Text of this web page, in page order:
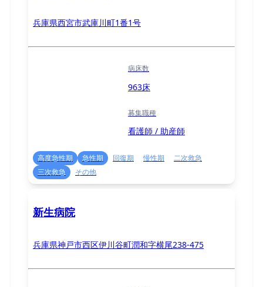
兵庫県西宮市武庫川町1番1号
病床数
963床
募集職種
看護師 / 助産師
高度急性期 急性期 回復期 慢性期
二次救急
三次救急
その他
新生病院
兵庫県神戸市西区伊川谷町潤和字横尾238-475